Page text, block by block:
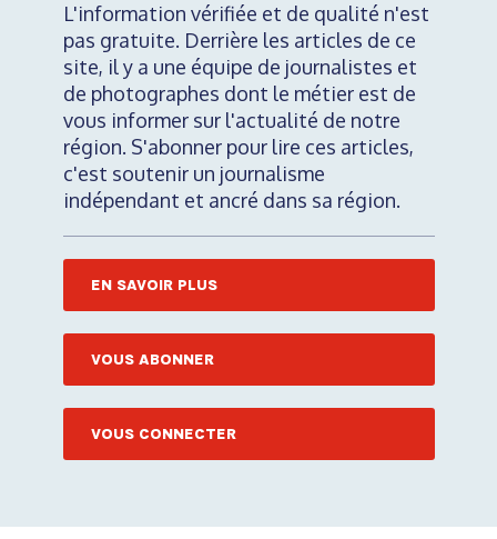
L'information vérifiée et de qualité n'est
pas gratuite. Derrière les articles de ce
site, il y a une équipe de journalistes et
de photographes dont le métier est de
vous informer sur l'actualité de notre
région. S'abonner pour lire ces articles,
c'est soutenir un journalisme
indépendant et ancré dans sa région.
EN SAVOIR PLUS
VOUS ABONNER
VOUS CONNECTER